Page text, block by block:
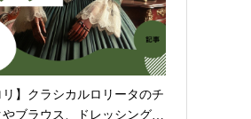
リ】クラシカルロリータのチ
やブラウス、ドレッシング…